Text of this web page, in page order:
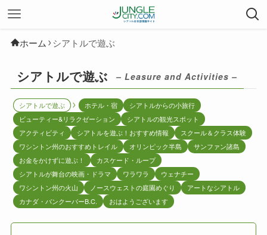
ホーム シアトルで遊ぶ
シアトルで遊ぶ – Leasure and Activities –
シアトルで遊ぶ ホテル・宿
シアトルからの小旅行
ビューティー&リラクゼーション
シアトルの観光スポット
アクティビティ
シアトルを遊ぶ！おすすめ情報
スクール＆クラス体験
ワシントン州のおすすめトレイル
オリンピック半島
サンファン諸島
お金をかけずに遊ぶ！
カスケード・ループ
シアトルが舞台の映画・ドラマ
ワラワラ
ウェナチー
ワシントン州の火山
ノースウェストの庭園めぐり
アートなシアトル
カナダ・バンクーバーB.C.
おはようございます